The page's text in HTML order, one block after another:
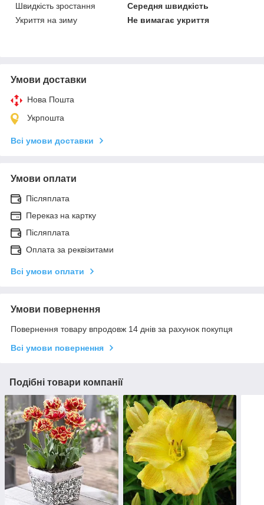
Швидкість зростання
Середня швидкість
Укриття на зиму
Не вимагає укриття
Умови доставки
Нова Пошта
Укрпошта
Всі умови доставки
Умови оплати
Післяплата
Переказ на картку
Післяплата
Оплата за реквізитами
Всі умови оплати
Умови повернення
Повернення товару впродовж 14 днів за рахунок покупця
Всі умови повернення
Подібні товари компанії